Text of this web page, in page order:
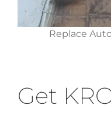
Replace
Get